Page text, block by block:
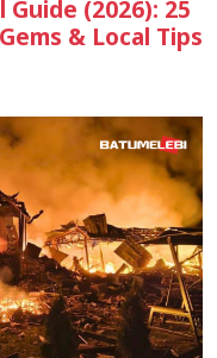
(2026): 25
& Local Tips